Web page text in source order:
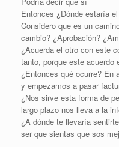
Entonces ¿Dónde estaría
Considero que es un
cambio? ¿Aprobación?
¿Acuerda el otro con este
tanto, porque este acuerdo
¿Entonces qué ocurre? En
y empezamos a pasar
¿Nos sirve esta forma de
largo plazo nos lleva a la
¿A dónde te llevaría
ser que sientas que sos